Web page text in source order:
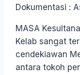
Dokumentasi :
MASA
Kelab sangat
cendekiawan
antara tokoh